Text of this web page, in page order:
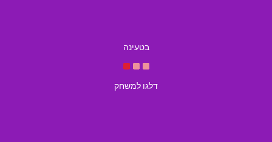
בטעינה
דלגו למשחק